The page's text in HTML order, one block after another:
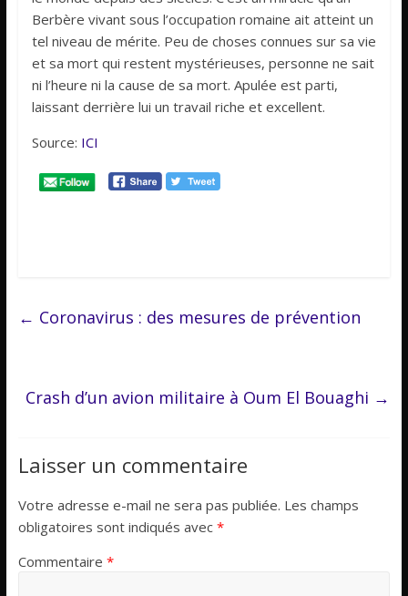
Berbère vivant sous l’occupation romaine ait atteint un
tel niveau de mérite. Peu de choses connues sur sa vie
et sa mort qui restent mystérieuses, personne ne sait
ni l’heure ni la cause de sa mort. Apulée est parti,
laissant derrière lui un travail riche et excellent.
Source: ICI
← Coronavirus : des mesures de prévention
Crash d’un avion militaire à Oum El Bouaghi →
Laisser un commentaire
Votre adresse e-mail ne sera pas publiée. Les champs
obligatoires sont indiqués avec *
Commentaire *